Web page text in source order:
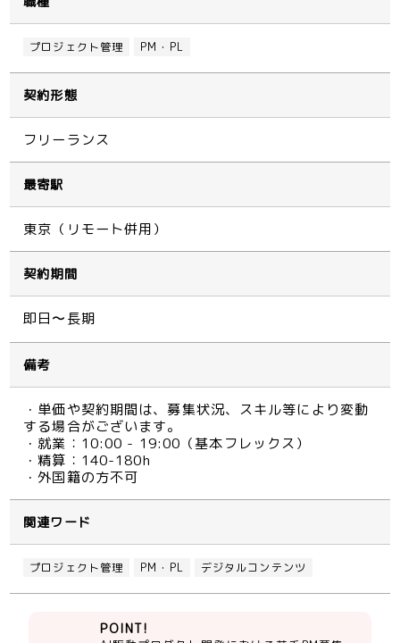
プロジェクト管理 PM・PL
契約形態
フリーランス
最寄駅
東京（リモート併用）
契約期間
即日〜長期
備考
・単価や契約期間は、募集状況、スキル等により変動
する場合がございます。
・就業：10:00 - 19:00（基本フレックス）
・精算：140-180h
・外国籍の方不可
関連ワード
プロジェクト管理 PM・PL デジタルコンテンツ
POINT!